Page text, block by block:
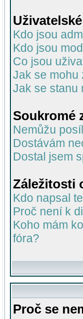
Kdo jsou
Kdo jsou
Co jsou
Jak se mohu
Jak se stanu
Soukromé
Nemůžu
Dostávám
Dostal jsem
Záležitosti
Kdo napsal
Proč není k
Koho mám
fóra?
Proč se